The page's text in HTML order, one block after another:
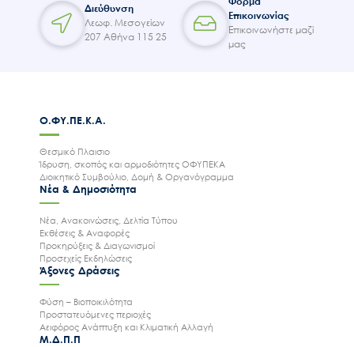
Διεύθυνση
Λεωφ. Μεσογείων
207 Αθήνα 115 25
Επικοινωνίας
Επικοινωνήστε μαζί
μας
Ο.ΦΥ.ΠΕ.Κ.Α.
Θεσμικό Πλαισιο
Ίδρυση, σκοπός και αρμοδιότητες ΟΦΥΠΕΚΑ
Διοικητικό Συμβούλιο, Δομή & Οργανόγραμμα
Νέα & Δημοσιότητα
Νέα, Ανακοινώσεις, Δελτία Τύπου
Εκθέσεις & Αναφορές
Προκηρύξεις & Διαγωνισμοί
Προσεχείς Εκδηλώσεις
Άξονες Δράσεις
Φύση – Βιοποικιλότητα
Προστατευόμενες περιοχές
Αειφόρος Ανάπτυξη και Κλιματική Αλλαγή
Μ.Δ.Π.Π